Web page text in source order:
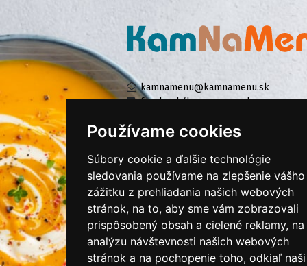
Používame cookies
Súbory cookie a ďalšie technológie
sledovania používame na zlepšenie vášho
zážitku z prehliadania našich webových
stránok, na to, aby sme vám zobrazovali
prispôsobený obsah a cielené reklamy, na
analýzu návštevnosti našich webových
stránok a na pochopenie toho, odkiaľ naši
kamnamenu@kamnamenu.sk
facebook/kamnamenu.sk
PRIHLÁSIŤ SA DO ZÁKAZNÍCKEJ ZÓNY
Všeobecné obchodné podmienky